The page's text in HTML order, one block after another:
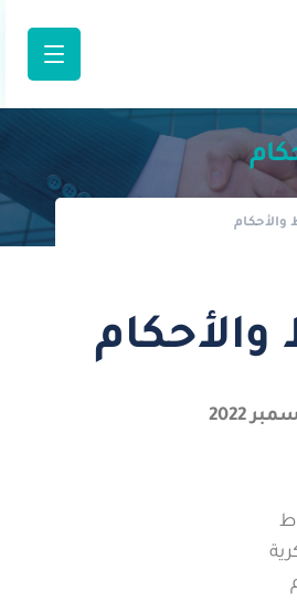
والأحكام